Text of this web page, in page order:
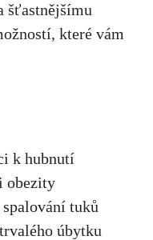
šťastnějšímu
které vám
k hubnutí
obezity
tuků
⁤úbytku